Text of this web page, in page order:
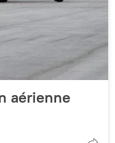
aérienne